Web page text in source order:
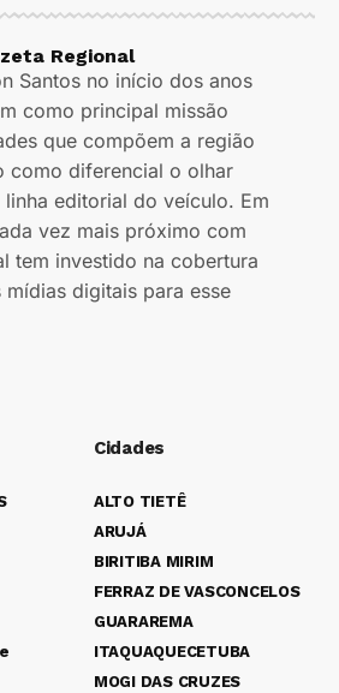
Regional
Santos no início dos anos
como principal missão
que compõem a região
como diferencial o olhar
editorial do veículo. Em
vez mais próximo com
tem investido na cobertura
digitais para esse
Cidades
ALTO TIETÊ
ARUJÁ
BIRITIBA MIRIM
FERRAZ DE VASCONCELOS
GUARAREMA
ITAQUAQUECETUBA
MOGI DAS CRUZES